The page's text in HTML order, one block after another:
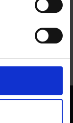
den bedste